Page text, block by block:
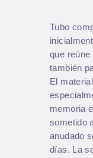
Tubo
que
también
El
memoria
sometido
anudado
días. La